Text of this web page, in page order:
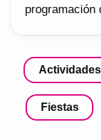
programación
Actividades
Fiestas